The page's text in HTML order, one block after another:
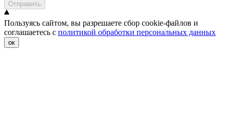
Отправить
Пользуясь сайтом, вы разрешаете сбор cookie-файлов и
соглашаетесь с политикой обработки персональных данных
ок